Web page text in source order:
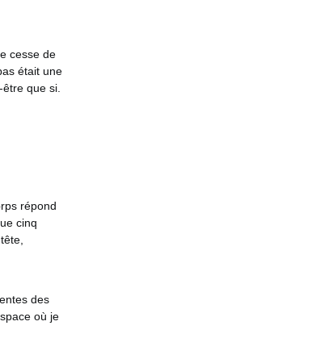
cesse de
était une
que si.
répond
cinq
des
où je